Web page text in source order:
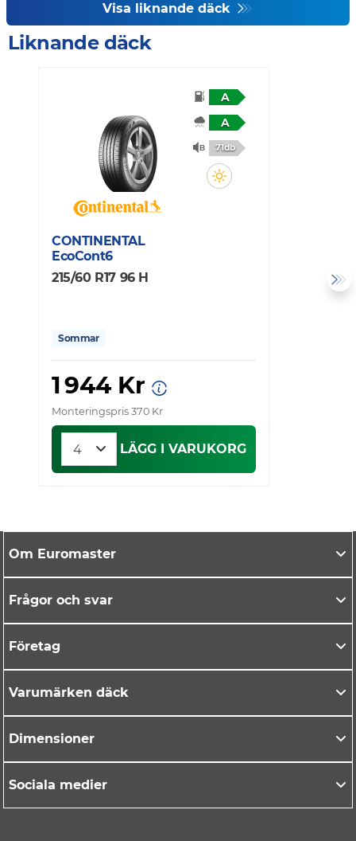
Visa liknande däck
Liknande däck
A
A
71db
CONTINENTAL
EcoCont6
215/60 R17 96 H
Sommar
1 944 Kr
Monteringspris 370 Kr
LÄGG I VARUKORG
Om Euromaster
Frågor och svar
Företag
Varumärken däck
Dimensioner
Sociala medier